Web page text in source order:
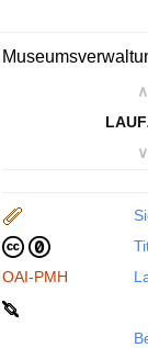
∧
∨
OAI-PMH